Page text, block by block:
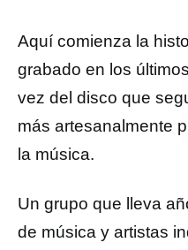
Aquí comienza la
grabado en los
vez del disco que
más artesanalmente
la música.
Un grupo que lleva
de música y artistas